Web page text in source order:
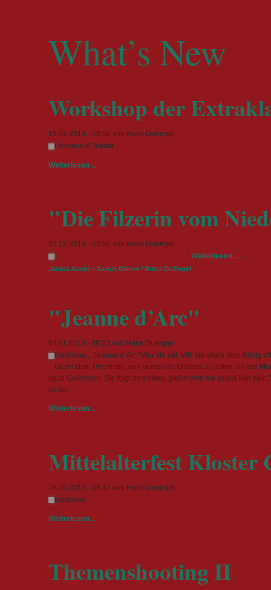
What’s New
Workshop der
19.04.2014 - 18:56 von Hans Duengel
Dessous & Teilakt
Weiterlesen …
"Die Filzerin vom
07.12.2013 - 09:50 von Hans Duengel
Janina Nacke / Sayuri Bloom / Britta DuEngel
Weiterlesen …
"Jeanne d’Arc"
04.11.2013 - 09:23 von Hans Duengel
Nachlese... Jeanne d’Arc "Wer sie sei, Will sie allein dem König
Gesendete Prophetin, und verspricht Orleans zu retten, eh der
nach Gefechten. Sie folgt dem Heer, gleich wird sie selbst hier
ist sie...
Weiterlesen …
Mittelalterfest Kloster
28.09.2013 - 08:37 von Hans Duengel
Nachlese:
Weiterlesen …
Themenshooting II